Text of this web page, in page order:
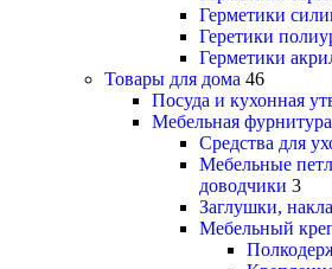
Герметики
Геретики
Герметики
Товары для дома 46
Посуда и кухонная
Мебельная фурнитура
Средства для
Мебельные
доводчики 3
Заглушки,
Мебельный